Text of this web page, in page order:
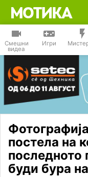
Смешни
видеа
Игри
постела на
последното
буди бура